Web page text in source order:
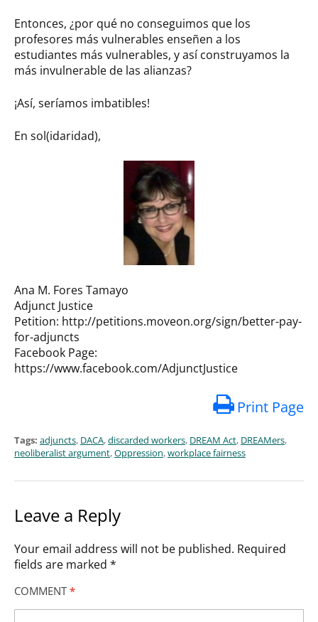
Entonces, ¿por qué no conseguimos que los
profesores más vulnerables enseñen a los
estudiantes más vulnerables, y así construyamos la
más invulnerable de las alianzas?
¡Así, seríamos imbatibles!
En sol(idaridad),
Ana M. Fores Tamayo
Adjunct Justice
Petition: http://petitions.moveon.org/sign/better-pay-
for-adjuncts
Facebook Page:
https://www.facebook.com/AdjunctJustice
Print Page
Tags: adjuncts, DACA,discarded workers, DREAM Act, DREAMers,
neoliberalist argument,Oppression,workplace fairness
Leave a Reply
Your email address will not be published. Required
fields are marked *
COMMENT *